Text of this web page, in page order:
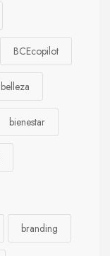
BCEcopilot
belleza
bienestar
branding